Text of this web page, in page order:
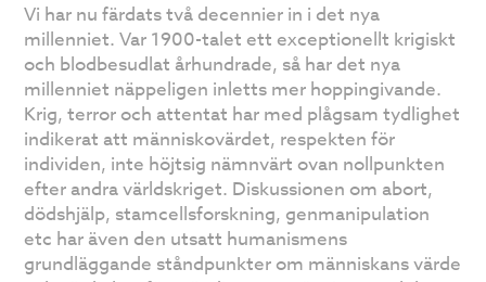
Vi har nu färdats två decennier in i det nya
millenniet. Var 1900-talet ett exceptionellt krigiskt
och blodbesudlat århundrade, så har det nya
millenniet näppeligen inletts mer hoppingivande.
Krig, terror och attentat har med plågsam tydlighet
indikerat att människovärdet, respekten för
individen, inte höjtsig nämnvärt ovan nollpunkten
efter andra världskriget. Diskussionen om abort,
dödshjälp, stamcellsforskning, genmanipulation
etc har även den utsatt humanismens
grundläggande ståndpunkter om människans värde